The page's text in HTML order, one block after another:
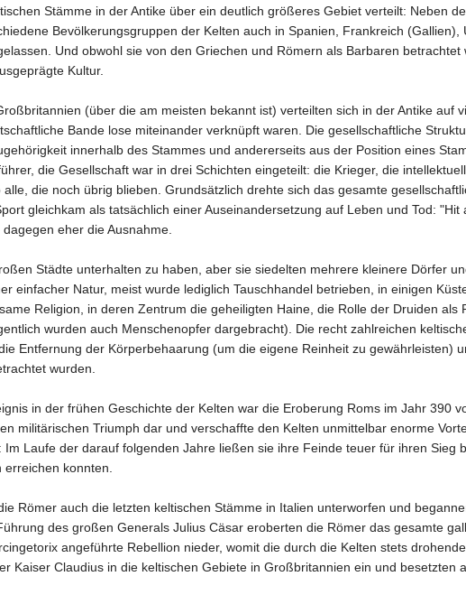
Stämme in der Antike über ein deutlich größeres Gebiet verteilt: Neben
Bevölkerungsgruppen der Kelten auch in Spanien, Frankreich (Gallien),
Und obwohl sie von den Griechen und Römern als Barbaren
Kultur.
(über die am meisten bekannt ist) verteilten sich in der Antike auf
Bande lose miteinander verknüpft waren. Die gesellschaftliche
innerhalb des Stammes und andererseits aus der Position eines
die Gesellschaft war in drei Schichten eingeteilt: die Krieger, die
die noch übrig blieben. Grundsätzlich drehte sich das gesamte
gleichkam als tatsächlich einer Auseinandersetzung auf Leben und Tod:
eher die Ausnahme.
Städte unterhalten zu haben, aber sie siedelten mehrere kleinere Dörfer
einfacher Natur, meist wurde lediglich Tauschhandel betrieben, in einigen
Religion, in deren Zentrum die geheiligten Haine, die Rolle der Druiden
wurden auch Menschenopfer dargebracht). Die recht zahlreichen
Entfernung der Körperbehaarung (um die eigene Reinheit zu gewährleisten)
wurden.
in der frühen Geschichte der Kelten war die Eroberung Roms im Jahr 390
militärischen Triumph dar und verschaffte den Kelten unmittelbar enorme
Laufe der darauf folgenden Jahre ließen sie ihre Feinde teuer für ihren Sieg
erreichen konnten.
Römer auch die letzten keltischen Stämme in Italien unterworfen und
des großen Generals Julius Cäsar eroberten die Römer das gesamte
angeführte Rebellion nieder, womit die durch die Kelten stets
Kaiser Claudius in die keltischen Gebiete in Großbritannien ein und besetzten